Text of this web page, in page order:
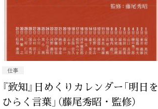
仕事
『致知』日めくりカレンダー「明日を
ひらく言葉」（藤尾秀昭・監修）